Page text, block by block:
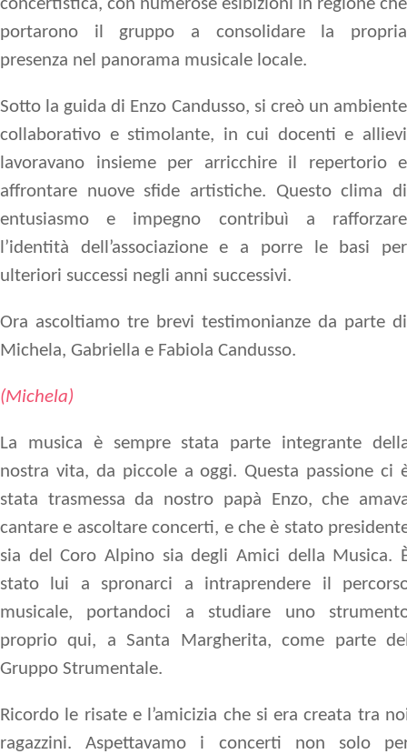
concertistica, con numerose esibizioni in regione che
portarono il gruppo a consolidare la propria
presenza nel panorama musicale locale.
Sotto la guida di Enzo Candusso, si creò un ambiente
collaborativo e stimolante, in cui docenti e allievi
lavoravano insieme per arricchire il repertorio e
affrontare nuove sfide artistiche. Questo clima di
entusiasmo e impegno contribuì a rafforzare
l’identità dell’associazione e a porre le basi per
ulteriori successi negli anni successivi.
Ora ascoltiamo tre brevi testimonianze da parte di
Michela, Gabriella e Fabiola Candusso.
(Michela)
La musica è sempre stata parte integrante
nostra vita, da piccole a oggi. Questa passione ci
stata trasmessa da nostro papà Enzo, che
cantare e ascoltare concerti, e che è stato
sia del Coro Alpino sia degli Amici della Musica.
stato lui a spronarci a intraprendere il
musicale, portandoci a studiare uno
proprio qui, a Santa Margherita, come parte
Gruppo Strumentale.
Ricordo le risate e l’amicizia che si era creata tra
ragazzini. Aspettavamo i concerti non solo